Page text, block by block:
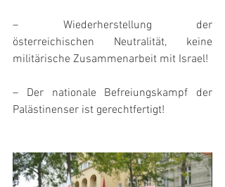
– Wiederherstellung der
österreichischen Neutralität, keine
militärische Zusammenarbeit mit Israel!
– Der nationale Befreiungskampf der
Palästinenser ist gerechtfertigt!